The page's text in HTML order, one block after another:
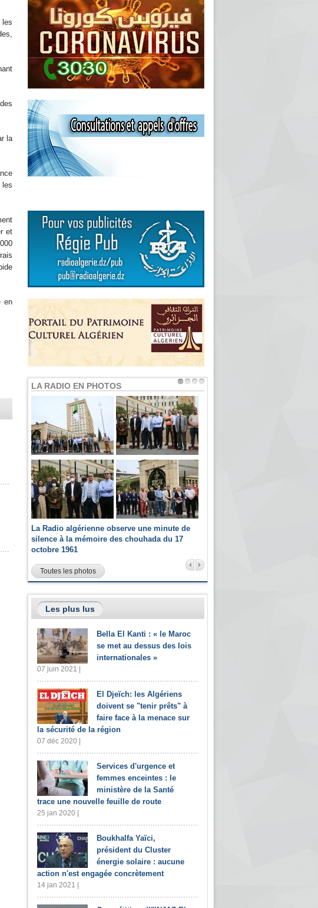
la
les
et
en
LA RADIO EN PHOTOS
La Radio algérienne observe une minute de
silence à la mémoire des chouhada du 17
octobre 1961
Toutes les photos
Les plus lus
Bella El Kanti : « le Maroc
se met au dessus des lois
internationales »
07 juin 2021 |
El Djeïch: les Algériens
doivent se "tenir prêts" à
faire face à la menace sur
la sécurité de la région
07 déc 2020 |
Services d'urgence et
femmes enceintes : le
ministère de la Santé
trace une nouvelle feuille de route
25 jan 2020 |
Boukhalfa Yaïci,
président du Cluster
énergie solaire : aucune
action n'est engagée concrètement
14 jan 2021 |